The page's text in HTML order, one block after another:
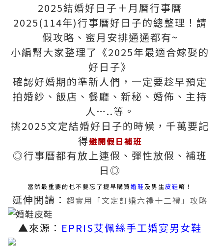
2025結婚好日子＋月曆行事曆
2025(114年)行事曆好日子的總整理！請
假攻略、蜜月安排通通都有~
小編幫大家整理了《2025年最適合嫁娶的
好日子》
確認好婚期的準新人們，一定要趁早預定
拍婚紗、飯店、餐廳、新秘、婚佈、主持
人…..等。
挑2025文定結婚好日子的時候，千萬要記
得避開假日補班
◎行事曆都有放上連假、彈性放假、補班
日◎
當然最重要的也不要忘了提早購買婚鞋及男生皮鞋唷！
延伸閱讀： 超實用「文定訂婚六禮十二禮」攻略
▲來源： EPRIS艾佩絲手工婚宴男女鞋